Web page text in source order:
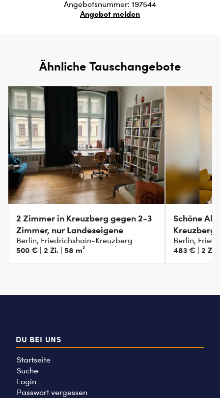
Angebotsnummer: 197544
Angebot melden
Ähnliche Tauschangebote
2 Zimmer in Kreuzberg gegen 2-3
Zimmer, nur Landeseigene
Berlin, Friedrichshain-Kreuzberg
500 € | 2 Zi. | 58 m²
Schöne
Kreuzberg
Berlin,
483 € | 2 Zi.
DU BEI UNS
Startseite
Suche
Login
Passwort vergessen